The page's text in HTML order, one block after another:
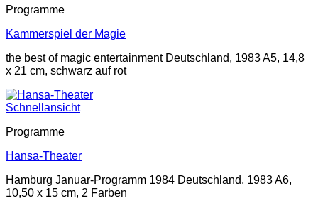
Programme
Kammerspiel der Magie
the best of magic entertainment Deutschland, 1983 A5, 14,8
x 21 cm, schwarz auf rot
Schnellansicht
Programme
Hansa-Theater
Hamburg Januar-Programm 1984 Deutschland, 1983 A6,
10,50 x 15 cm, 2 Farben